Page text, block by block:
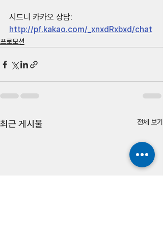
시드니 카카오 상담:
http://pf.kakao.com/_xnxdRxbxd/chat
프로모션
최근 게시물 전체 보기